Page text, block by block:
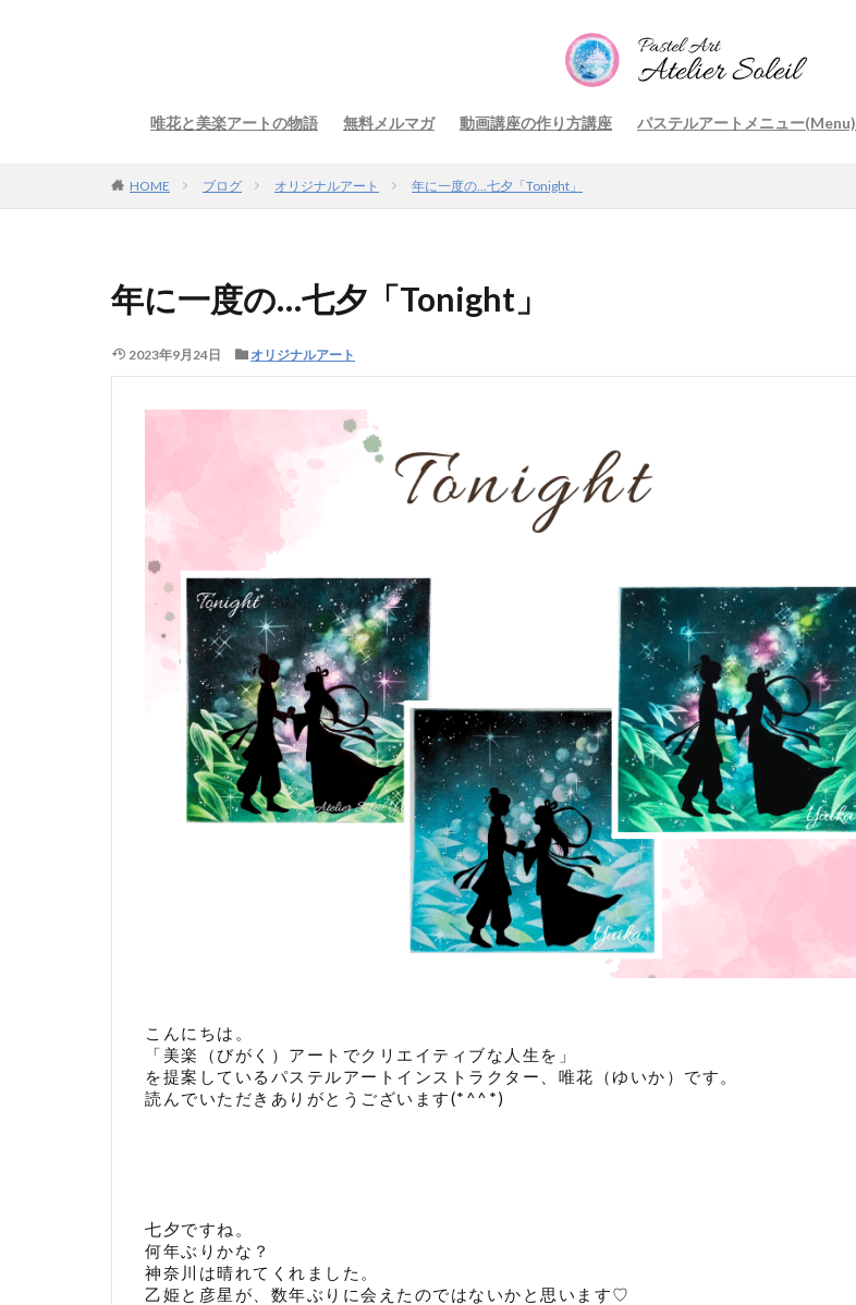
唯花と美楽アートの物語 無料メルマガ 動画講座の作り方講座 パステルアートメニュー(Menu)
HOME ブログ オリジナルアート 年に一度の…七夕「Tonight」
年に一度の…七夕「Tonight」
2023年9月24日 オリジナルアート
こんにちは。
「美楽（びがく）アートでクリエイティブな人生を」
を提案しているパステルアートインストラクター、唯花（ゆいか）です。
読んでいただきありがとうございます(*^^*)
七夕ですね。
何年ぶりかな？
神奈川は晴れてくれました。
乙姫と彦星が、数年ぶりに会えたのではないかと思います♡